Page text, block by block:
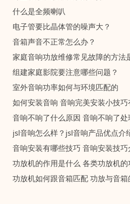
什么是全频喇叭
电子管要比晶体管的噪声大？
音箱声音不正常怎么办？
家庭音响功放维修常见故障的方法
组建家庭影院要注意哪些问题？
室外音响功率如何与环境匹配的
如何安装音响 音响完美安装小技
jsl音响怎么样？jsl音响产品优点介
音响安装有哪些技巧 音响安装技巧
功放机的作用是什么 各类功放机